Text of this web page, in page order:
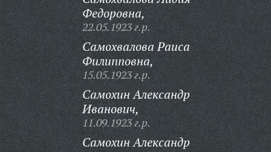
Федоровна,
22.05.1923 г.р.
Самохвалова Раиса
Филипповна,
15.05.1923 г.р.
Самохин Александр
Иванович,
11.09.1923 г.р.
Самохин Александр